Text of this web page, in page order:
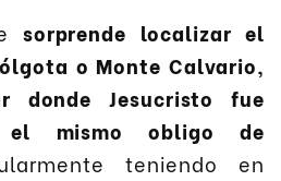
sorprende localizar el
o Monte Calvario,
donde Jesucristo fue
el mismo obligo de
teniendo en